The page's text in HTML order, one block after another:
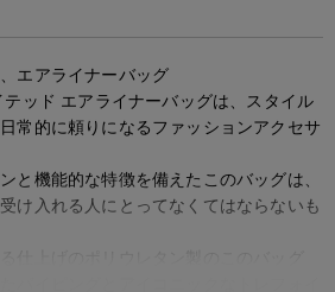
エアライナーバッグ
ッド エアライナーバッグは、スタイル
常的に頼りになるファッションアクセサ
と機能的な特徴を備えたこのバッグは、
け入れる人にとってなくてはならないも